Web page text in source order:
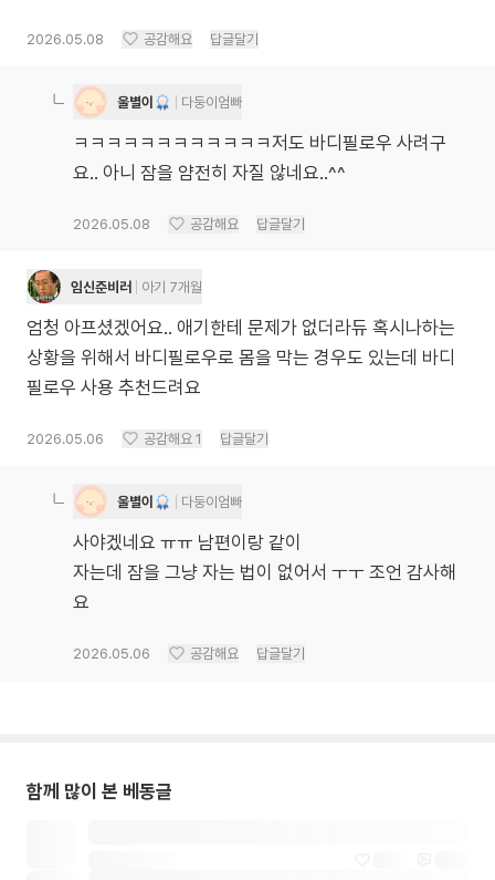
2026.05.08 공감해요 답글달기
울별이 다둥이엄빠
ㅋㅋㅋㅋㅋㅋㅋㅋㅋㅋㅋㅋ저도 바디필로우 사려구
요.. 아니 잠을 얌전히 자질 않네요..^^
2026.05.08 공감해요 답글달기
임신준비러 아기 7개월
엄청 아프셨겠어요.. 애기한테 문제가 없더라듀 혹시나하는
상황을 위해서 바디필로우로 몸을 막는 경우도 있는데 바디
필로우 사용 추천드려요
2026.05.06 공감해요 1 답글달기
울별이 다둥이엄빠
사야겠네요 ㅠㅠ 남편이랑 같이
자는데 잠을 그냥 자는 법이 없어서 ㅜㅜ 조언 감사해
요
2026.05.06 공감해요 답글달기
함께 많이 본 베동글